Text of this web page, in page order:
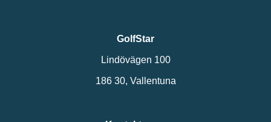
GolfStar
Lindövägen 100
186 30, Vallentuna